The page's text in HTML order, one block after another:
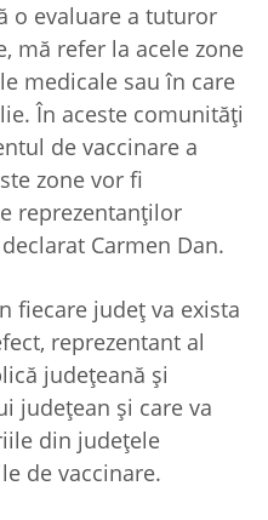
o evaluare a tuturor
mă refer la acele zone
medicale sau în care
În aceste comunităţi
de vaccinare a
zone vor fi
reprezentanţilor
Carmen Dan.
fiecare judeţ va exista
reprezentant al
judeţeană şi
judeţean şi care va
din judeţele
de vaccinare.